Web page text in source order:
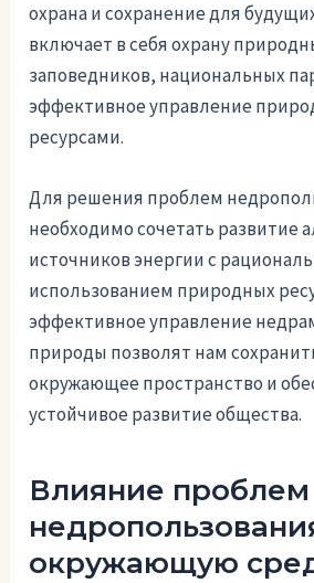
охрана и сохранение для
включает в себя охрану
заповедников, национальных
эффективное управление
ресурсами.
Для решения проблем
необходимо сочетать развитие
источников энергии с
использованием природных
эффективное управление
природы позволят нам
окружающее пространство и
устойчивое развитие общества.
Влияние проблем
окружающую